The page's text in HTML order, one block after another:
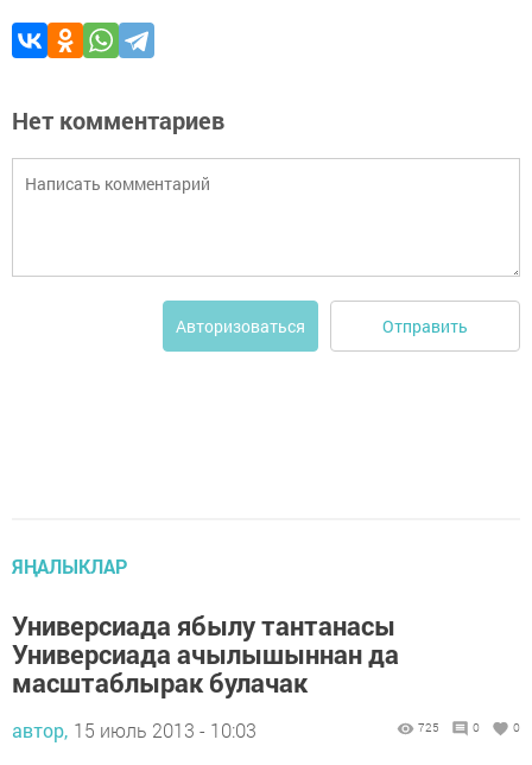
Нет комментариев
Авторизоваться Отправить
ЯҢАЛЫКЛАР
Универсиада ябылу тантанасы
Универсиада ачылышыннан да
масштаблырак булачак
автор, 15 июль 2013 - 10:03 725 0 0